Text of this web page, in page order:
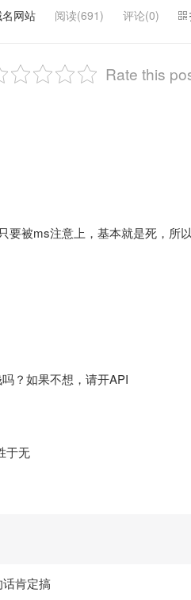
网站 阅读(691) 评论(0)
Rate this
要被ms注意上，基本就是死，所
？如果不想，请开API
于无
肯定搞